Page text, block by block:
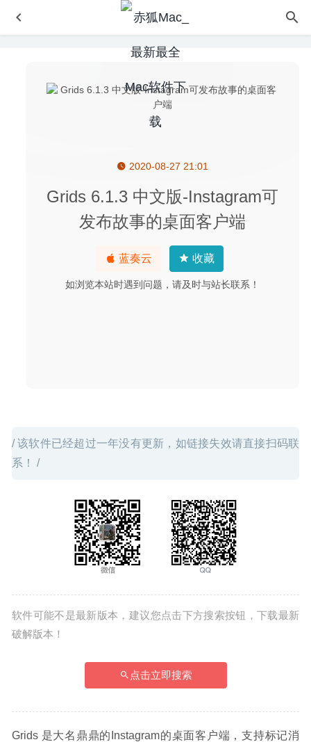
2020-08-27 21:01
Grids 6.1.3 中文版-Instagram可
发布故事的桌面客户端
蓝奏云 收藏
如浏览本站时遇到问题，请及时与站长联系！
/ 该软件已经超过一年没有更新，如链接失效请直接扫码联
系！ /
软件可能不是最新版本，建议您点击下方搜索按钮，下载最新
破解版本！
点击立即搜索
Grids 是大名鼎鼎的Instagram的桌面客户端，支持标记消
Adobe Animate 2020 20.0.2(免激活版) for Mac中文版-动
Privatus 6.2.3 – 网页缓存自动清理工具 2020-08-05
Paragon NTFS 15.5.143 中文版-NTFS磁盘读写工具
VMware Fusion Pro 11.5.3 for Mac中文版-强大且高性能的
虚拟机软件 2020-03-26